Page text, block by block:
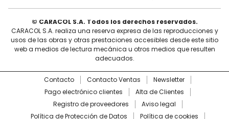
© CARACOL S.A. Todos los derechos reservados.
CARACOL S.A. realiza una reserva expresa de las reproducciones y
usos de las obras y otras prestaciones accesibles desde este sitio
web a medios de lectura mecánica u otros medios que resulten
adecuados.
Contacto Contacto Ventas
Newsletter
Pago electrónico clientes
Alta de Clientes
Registro de proveedores
Aviso legal
Política de Protección de Datos
Política de cookies